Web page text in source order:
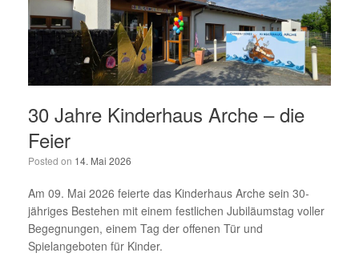
30 Jahre Kinderhaus Arche – die
Feier
Posted on 14. Mai 2026
Am 09. Mai 2026 feierte das Kinderhaus Arche sein 30-
jähriges Bestehen mit einem festlichen Jubiläumstag voller
Begegnungen, einem Tag der offenen Tür und
Spielangeboten für Kinder.